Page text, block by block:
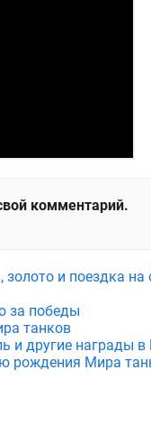
комментарий.
и поездка на
за победы
танков
и другие награды
рождения Мира